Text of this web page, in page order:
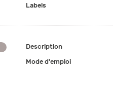
Labels
Description
Mode d'emploi